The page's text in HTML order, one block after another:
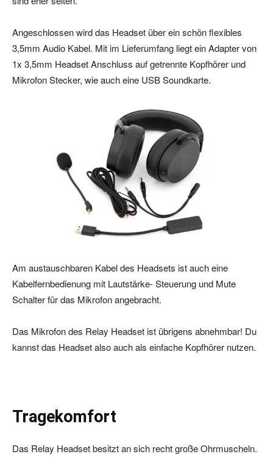
Angeschlossen wird das Headset über ein schön flexibles
3,5mm Audio Kabel. Mit im Lieferumfang liegt ein Adapter von
1x 3,5mm Headset Anschluss auf getrennte Kopfhörer und
Mikrofon Stecker, wie auch eine USB Soundkarte.
Am austauschbaren Kabel des Headsets ist auch eine
Kabelfernbedienung mit Lautstärke- Steuerung und Mute
Schalter für das Mikrofon angebracht.
Das Mikrofon des Relay Headset ist übrigens abnehmbar! Du
kannst das Headset also auch als einfache Kopfhörer nutzen.
Tragekomfort
Das Relay Headset besitzt an sich recht große Ohrmuscheln.